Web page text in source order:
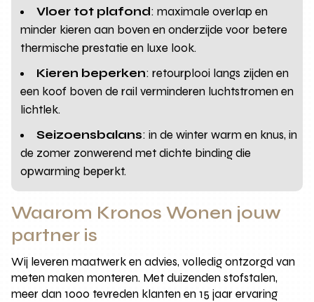
Vloer tot plafond: maximale overlap en
minder kieren aan boven en onderzijde voor betere
thermische prestatie en luxe look.
Kieren beperken: retourplooi langs zijden en
een koof boven de rail verminderen luchtstromen en
lichtlek.
Seizoensbalans: in de winter warm en knus, in
de zomer zonwerend met dichte binding die
opwarming beperkt.
Waarom Kronos Wonen jouw
partner is
Wij leveren maatwerk en advies, volledig ontzorgd van
meten maken monteren. Met duizenden stofstalen,
meer dan 1000 tevreden klanten en 15 jaar ervaring